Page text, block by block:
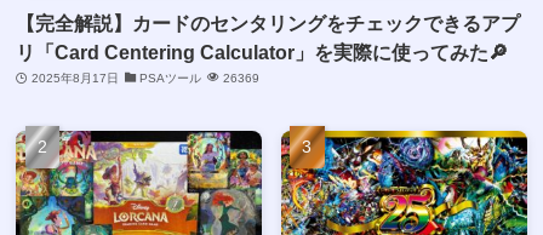
【完全解説】カードのセンタリングをチェックできるアプ
リ「Card Centering Calculator」を実際に使ってみた🔎
2025年8月17日 PSAツール 26369